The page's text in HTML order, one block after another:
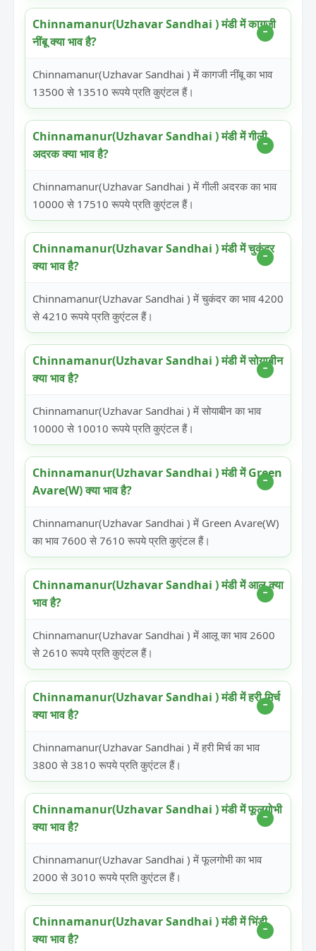
Chinnamanur(Uzhavar Sandhai ) मंडी में कागजी
नींबू क्या भाव है?
Chinnamanur(Uzhavar Sandhai ) में कागजी नींबू का भाव
13500 से 13510 रूपये प्रति कुएंटल हैं।
Chinnamanur(Uzhavar Sandhai ) मंडी में गीली
अदरक क्या भाव है?
Chinnamanur(Uzhavar Sandhai ) में गीली अदरक का भाव
10000 से 17510 रूपये प्रति कुएंटल हैं।
Chinnamanur(Uzhavar Sandhai ) मंडी में चुकंदर
क्या भाव है?
Chinnamanur(Uzhavar Sandhai ) में चुकंदर का भाव 4200
से 4210 रूपये प्रति कुएंटल हैं।
Chinnamanur(Uzhavar Sandhai ) मंडी में सोयाबीन
क्या भाव है?
Chinnamanur(Uzhavar Sandhai ) में सोयाबीन का भाव
10000 से 10010 रूपये प्रति कुएंटल हैं।
Chinnamanur(Uzhavar Sandhai ) मंडी में Green
Avare(W) क्या भाव है?
Chinnamanur(Uzhavar Sandhai ) में Green Avare(W)
का भाव 7600 से 7610 रूपये प्रति कुएंटल हैं।
Chinnamanur(Uzhavar Sandhai ) मंडी में आलू क्या
भाव है?
Chinnamanur(Uzhavar Sandhai ) में आलू का भाव 2600
से 2610 रूपये प्रति कुएंटल हैं।
Chinnamanur(Uzhavar Sandhai ) मंडी में हरी मिर्च
क्या भाव है?
Chinnamanur(Uzhavar Sandhai ) में हरी मिर्च का भाव
3800 से 3810 रूपये प्रति कुएंटल हैं।
Chinnamanur(Uzhavar Sandhai ) मंडी में फूलगोभी
क्या भाव है?
Chinnamanur(Uzhavar Sandhai ) में फूलगोभी का भाव
2000 से 3010 रूपये प्रति कुएंटल हैं।
Chinnamanur(Uzhavar Sandhai ) मंडी में भिंडी
क्या भाव है?